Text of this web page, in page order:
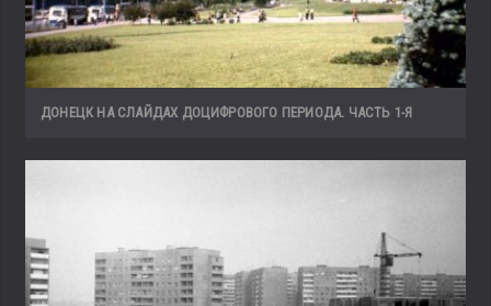
ДОНЕЦК НА СЛАЙДАХ ДОЦИФРОВОГО ПЕРИОДА. ЧАСТЬ 1-Я